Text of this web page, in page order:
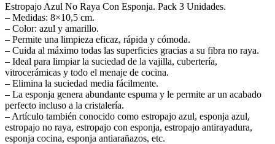
Estropajo Azul No Raya Con Esponja. Pack 3 Unidades.
– Medidas: 8×10,5 cm.
– Color: azul y amarillo.
– Permite una limpieza eficaz, rápida y cómoda.
– Cuida al máximo todas las superficies gracias a su fibra no raya.
– Ideal para limpiar la suciedad de la vajilla, cubertería,
vitrocerámicas y todo el menaje de cocina.
– Elimina la suciedad media fácilmente.
– La esponja genera abundante espuma y le permite ar un acabado
perfecto incluso a la cristalería.
– Artículo también conocido como estropajo azul, esponja azul,
estropajo no raya, estropajo con esponja, estropajo antirayadura,
esponja cocina, esponja antiarañazos, etc.